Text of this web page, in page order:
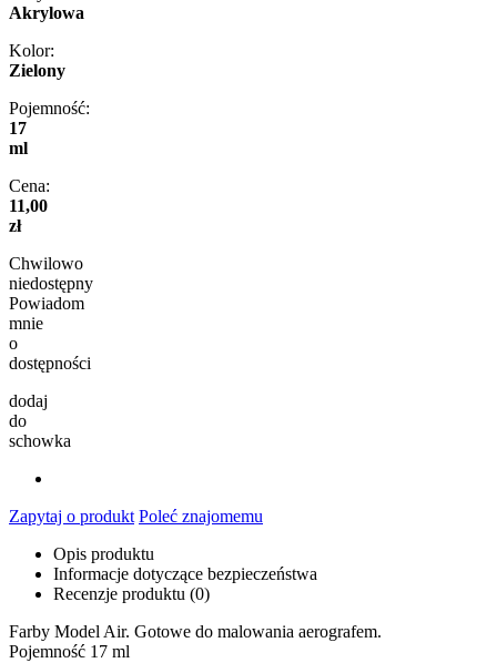
Akrylowa
Kolor:
Zielony
Pojemność:
17
ml
Cena:
11,00
zł
Chwilowo
niedostępny
Powiadom
mnie
o
dostępności
dodaj
do
schowka
Zapytaj o produkt Poleć znajomemu
Opis produktu
Informacje dotyczące bezpieczeństwa
Recenzje produktu (0)
Farby Model Air. Gotowe do malowania aerografem.
Pojemność 17 ml